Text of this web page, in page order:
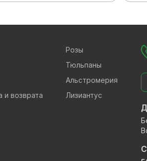
и возврата
Розы
Тюльпаны
Альстромерия
Лизиантус